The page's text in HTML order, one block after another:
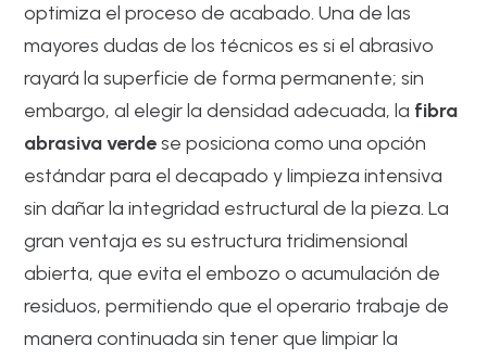
optimiza el proceso de acabado. Una de las
mayores dudas de los técnicos es si el abrasivo
rayará la superficie de forma permanente; sin
embargo, al elegir la densidad adecuada, la fibra
abrasiva verdese posiciona como una opción
estándar para el decapado y limpieza intensiva
sin dañar la integridad estructural de la pieza. La
gran ventaja es su estructura tridimensional
abierta, que evita el embozo o acumulación de
residuos, permitiendo que el operario trabaje de
manera continuada sin tener que limpiar la